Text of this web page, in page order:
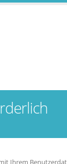
Ihrem